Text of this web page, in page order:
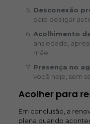
Desconexão
para desligar as
Acolhimento
ansiedade,
mãe.
Presença no
você hoje, sem
Acolher para
Em conclusão, a
plena quando